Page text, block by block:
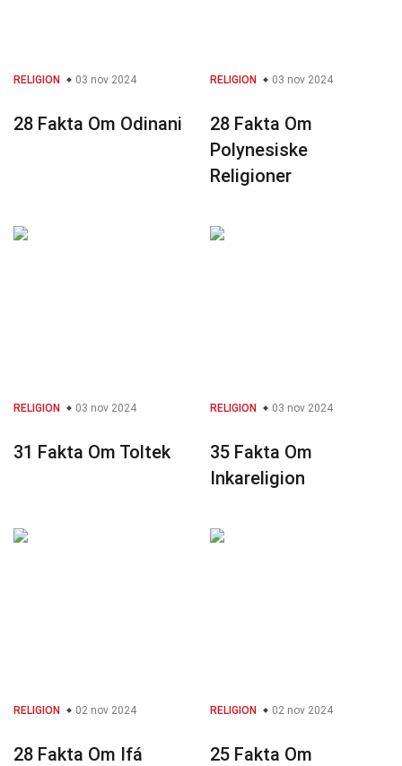
RELIGION 03 nov 2024
28 Fakta Om Odinani
RELIGION 03 nov 2024
28 Fakta Om
Polynesiske
Religioner
RELIGION 03 nov 2024
31 Fakta Om Toltek
RELIGION 03 nov 2024
35 Fakta Om
Inkareligion
RELIGION 02 nov 2024
28 Fakta Om Ifá
RELIGION 02 nov 2024
25 Fakta Om